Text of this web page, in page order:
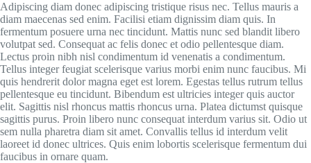
Adipiscing diam donec adipiscing tristique risus nec. Tellus mauris a
diam maecenas sed enim. Facilisi etiam dignissim diam quis. In
fermentum posuere urna nec tincidunt. Mattis nunc sed blandit libero
volutpat sed. Consequat ac felis donec et odio pellentesque diam.
Lectus proin nibh nisl condimentum id venenatis a condimentum.
Tellus integer feugiat scelerisque varius morbi enim nunc faucibus. Mi
quis hendrerit dolor magna eget est lorem. Egestas tellus rutrum tellus
pellentesque eu tincidunt. Bibendum est ultricies integer quis auctor
elit. Sagittis nisl rhoncus mattis rhoncus urna. Platea dictumst quisque
sagittis purus. Proin libero nunc consequat interdum varius sit. Odio ut
sem nulla pharetra diam sit amet. Convallis tellus id interdum velit
laoreet id donec ultrices. Quis enim lobortis scelerisque fermentum dui
faucibus in ornare quam.